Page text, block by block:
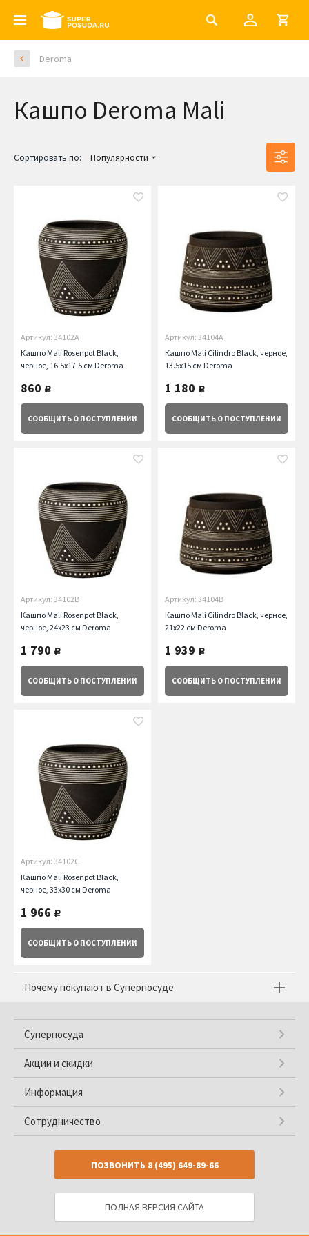
Deroma
Кашпо Deroma Mali
Сортировать по: Популярности
Артикул: 34102A
Кашпо Mali Rosenpot Black,
черное, 16.5x17.5 см Deroma
860 руб.
СООБЩИТЬ О ПОСТУПЛЕНИИ
Артикул: 34104A
Кашпо Mali Cilindro Black, черное,
13.5x15 см Deroma
1 180 руб.
СООБЩИТЬ О ПОСТУПЛЕНИИ
Артикул: 34102B
Кашпо Mali Rosenpot Black,
черное, 24x23 см Deroma
1 790 руб.
СООБЩИТЬ О ПОСТУПЛЕНИИ
Артикул: 34104B
Кашпо Mali Cilindro Black, черное,
21x22 см Deroma
1 939 руб.
СООБЩИТЬ О ПОСТУПЛЕНИИ
Артикул: 34102C
Кашпо Mali Rosenpot Black,
черное, 33x30 см Deroma
1 966 руб.
СООБЩИТЬ О ПОСТУПЛЕНИИ
Почему покупают в Суперпосуде
Суперпосуда
Акции и скидки
Информация
Сотрудничество
ПОЗВОНИТЬ 8 (495) 649-89-66
ПОЛНАЯ ВЕРСИЯ САЙТА